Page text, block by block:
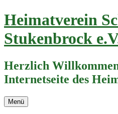
Zum
Inhalt
springen
Heimatverein
Stukenbrock
Herzlich
Internetseite des
Menü